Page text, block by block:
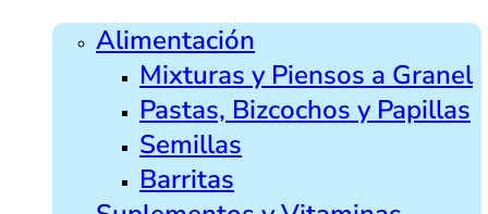
Alimentación
Mixturas y Piensos a Granel
Pastas, Bizcochos y Papillas
Semillas
Barritas